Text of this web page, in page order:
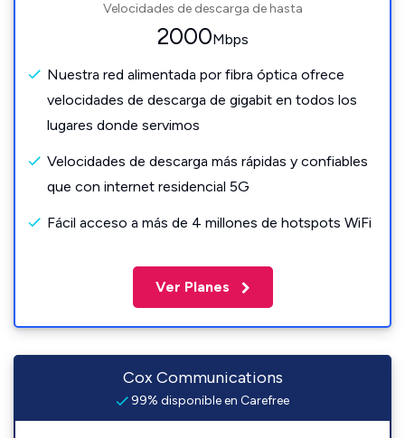
Velocidades de descarga de hasta
2000Mbps
Nuestra red alimentada por fibra óptica ofrece
velocidades de descarga de gigabit en todos los
lugares donde servimos
Velocidades de descarga más rápidas y confiables
que con internet residencial 5G
Fácil acceso a más de 4 millones de hotspots WiFi
Ver Planes
Cox Communications
99% disponible en Carefree